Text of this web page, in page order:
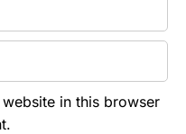
in this browser